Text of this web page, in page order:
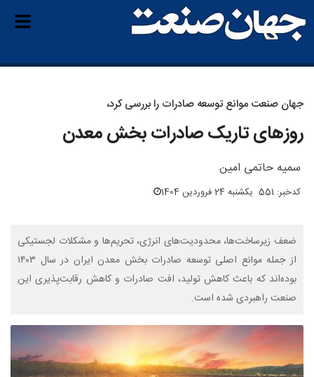
جهان صنعت موانع توسعه صادرات را بررسی کرد،
روزهای تاریک صادرات بخش معدن
سمیه حاتمی امین
کدخبر: 551 یکشنبه 24 فروردین 1404
ضعف زیرساخت‌ها، محدودیت‌های انرژی، تحریم‌ها و مشکلات لجستیکی
از جمله موانع اصلی توسعه صادرات بخش معدن ایران در سال ۱۴۰۳
بوده‌اند که باعث کاهش تولید، افت صادرات و کاهش رقابت‌پذیری این
صنعت راهبردی شده است.